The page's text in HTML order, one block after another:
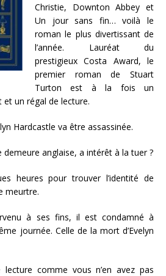
Christie, Downton Abbey et
Un jour sans fin… voilà le
roman le plus divertissant de
l’année. Lauréat du
prestigieux Costa Award, le
premier roman de Stuart
Turton est à la fois un
et un régal de lecture.
Hardcastle va être assassinée.
demeure anglaise, a intérêt à la tuer ?
heures pour trouver l’identité de
meurtre.
à ses fins, il est condamné à
journée. Celle de la mort d’Evelyn
comme vous n’en avez pas